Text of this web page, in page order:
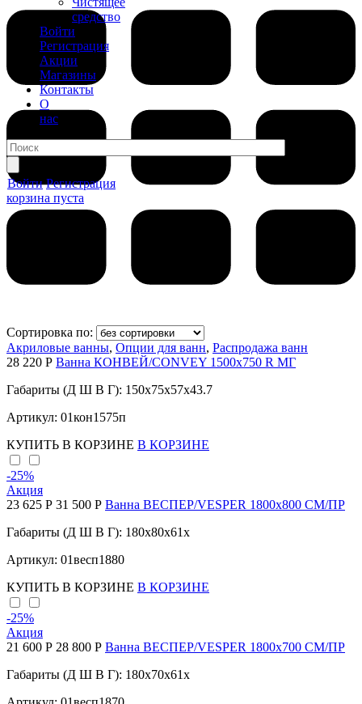
средство
Войти
Регистрация
Акции
Магазины
Контакты
О
нас
Войти Регистрация
корзина пуста
Сортировка по:
Акриловые ванны, Опции для ванн, Распродажа ванн
28 220 Р Ванна КОНВЕЙ/CONVEY 1500х750 R МГ
Габариты (Д Ш В Г): 150x75x57x43.7
Артикул: 01кон1575п
КУПИТЬ В КОРЗИНЕ В КОРЗИНЕ
-25%
Акция
23 625 Р 31 500 Р Ванна ВЕСПЕР/VESPER 1800х800 СМ/ПР
Габариты (Д Ш В Г): 180x80x61x
Артикул: 01весп1880
КУПИТЬ В КОРЗИНЕ В КОРЗИНЕ
-25%
Акция
21 600 Р 28 800 Р Ванна ВЕСПЕР/VESPER 1800х700 СМ/ПР
Габариты (Д Ш В Г): 180x70x61x